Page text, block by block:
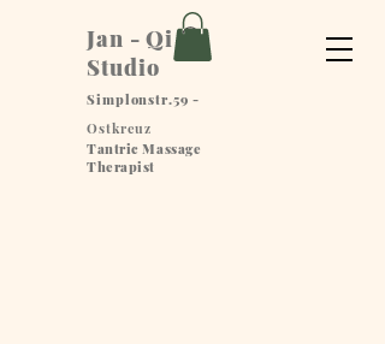
Jan - Qi
Studio
Simplonstr.59 -
Ostkreuz
TantricMassage
Therapist